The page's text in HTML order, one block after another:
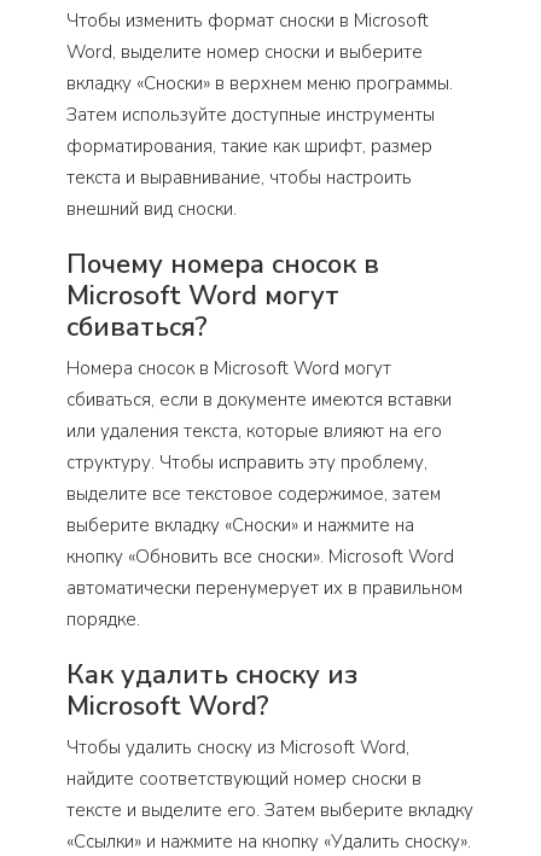
Чтобы изменить формат сноски в Microsoft
Word, выделите номер сноски и выберите
вкладку «Сноски» в верхнем меню программы.
Затем используйте доступные инструменты
форматирования, такие как шрифт, размер
текста и выравнивание, чтобы настроить
внешний вид сноски.
Почему номера сносок в
Microsoft Word могут
сбиваться?
Номера сносок в Microsoft Word могут
сбиваться, если в документе имеются вставки
или удаления текста, которые влияют на его
структуру. Чтобы исправить эту проблему,
выделите все текстовое содержимое, затем
выберите вкладку «Сноски» и нажмите на
кнопку «Обновить все сноски». Microsoft Word
автоматически перенумерует их в правильном
порядке.
Как удалить сноску из
Microsoft Word?
Чтобы удалить сноску из Microsoft Word,
найдите соответствующий номер сноски в
тексте и выделите его. Затем выберите вкладку
«Ссылки» и нажмите на кнопку «Удалить сноску».